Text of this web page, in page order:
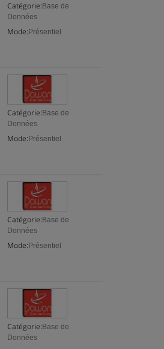
Catégorie: Base de
Données
Mode: Présentiel
Catégorie: Base de
Données
Mode: Présentiel
Catégorie: Base de
Données
Mode: Présentiel
Catégorie: Base de
Données